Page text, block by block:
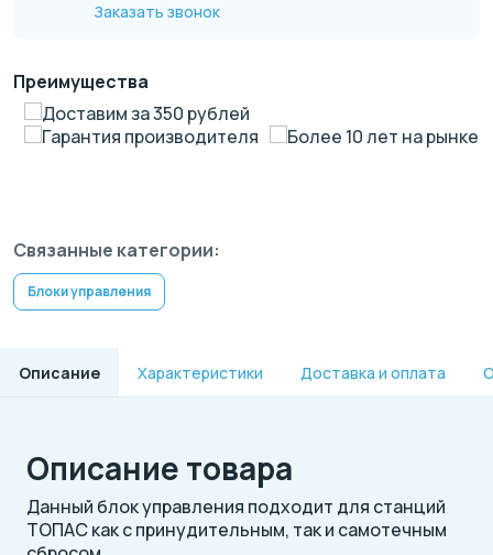
Заказать звонок
Преимущества
Доставим за 350 рублей
Гарантия производителя
Более 10 лет на рынке
Связанные категории:
Блоки управления
Описание Характеристики Доставка и оплата
Описание товара
Данный блок управления подходит для станций
ТОПАС как с принудительным, так и самотечным